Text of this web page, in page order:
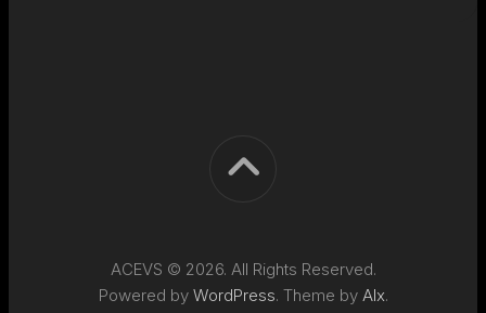
ACEVS © 2026. All Rights Reserved.
Powered by WordPress. Theme by Alx.